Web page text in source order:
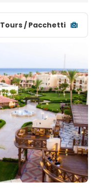
Tours / Pacchetti